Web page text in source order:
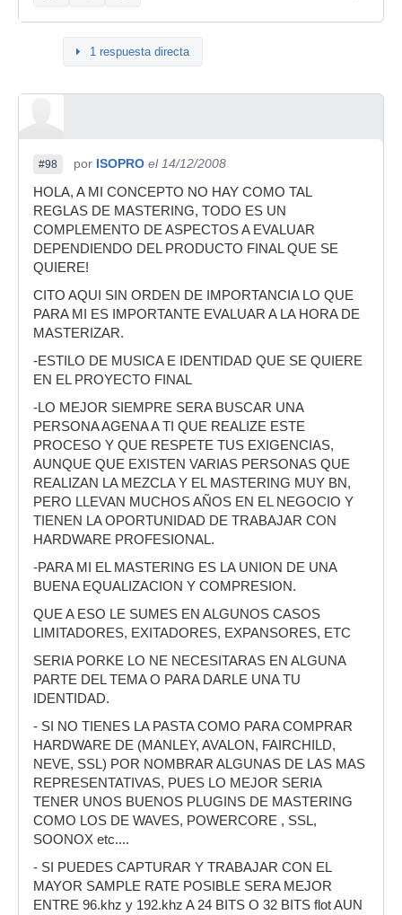
1 respuesta directa
#98 por ISOPRO el 14/12/2008
HOLA, A MI CONCEPTO NO HAY COMO TAL
REGLAS DE MASTERING, TODO ES UN
COMPLEMENTO DE ASPECTOS A EVALUAR
DEPENDIENDO DEL PRODUCTO FINAL QUE SE
QUIERE!
CITO AQUI SIN ORDEN DE IMPORTANCIA LO QUE
PARA MI ES IMPORTANTE EVALUAR A LA HORA DE
MASTERIZAR.
-ESTILO DE MUSICA E IDENTIDAD QUE SE QUIERE
EN EL PROYECTO FINAL
-LO MEJOR SIEMPRE SERA BUSCAR UNA
PERSONA AGENA A TI QUE REALIZE ESTE
PROCESO Y QUE RESPETE TUS EXIGENCIAS,
AUNQUE QUE EXISTEN VARIAS PERSONAS QUE
REALIZAN LA MEZCLA Y EL MASTERING MUY BN,
PERO LLEVAN MUCHOS AÑOS EN EL NEGOCIO Y
TIENEN LA OPORTUNIDAD DE TRABAJAR CON
HARDWARE PROFESIONAL.
-PARA MI EL MASTERING ES LA UNION DE UNA
BUENA EQUALIZACION Y COMPRESION.
QUE A ESO LE SUMES EN ALGUNOS CASOS
LIMITADORES, EXITADORES, EXPANSORES, ETC
SERIA PORKE LO NE NECESITARAS EN ALGUNA
PARTE DEL TEMA O PARA DARLE UNA TU
IDENTIDAD.
- SI NO TIENES LA PASTA COMO PARA COMPRAR
HARDWARE DE (MANLEY, AVALON, FAIRCHILD,
NEVE, SSL) POR NOMBRAR ALGUNAS DE LAS MAS
REPRESENTATIVAS, PUES LO MEJOR SERIA
TENER UNOS BUENOS PLUGINS DE MASTERING
COMO LOS DE WAVES, POWERCORE , SSL,
SOONOX etc....
- SI PUEDES CAPTURAR Y TRABAJAR CON EL
MAYOR SAMPLE RATE POSIBLE SERA MEJOR
ENTRE 96.khz y 192.khz A 24 BITS O 32 BITS flot AUN